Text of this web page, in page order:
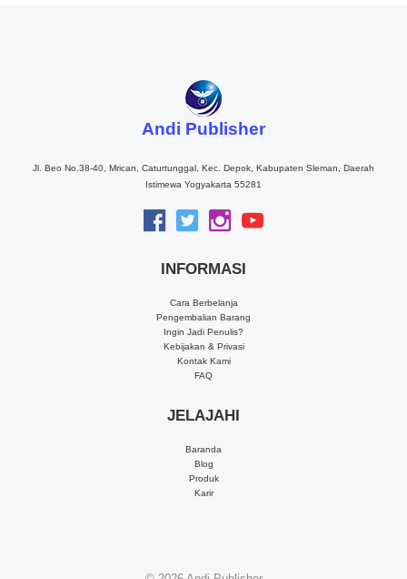
Andi Publisher
Jl. Beo No.38-40, Mrican, Caturtunggal, Kec. Depok, Kabupaten Sleman, Daerah
Istimewa Yogyakarta 55281
INFORMASI
Cara Berbelanja
Pengembalian Barang
Ingin Jadi Penulis?
Kebijakan & Privasi
Kontak Kami
FAQ
JELAJAHI
Baranda
Blog
Produk
Karir